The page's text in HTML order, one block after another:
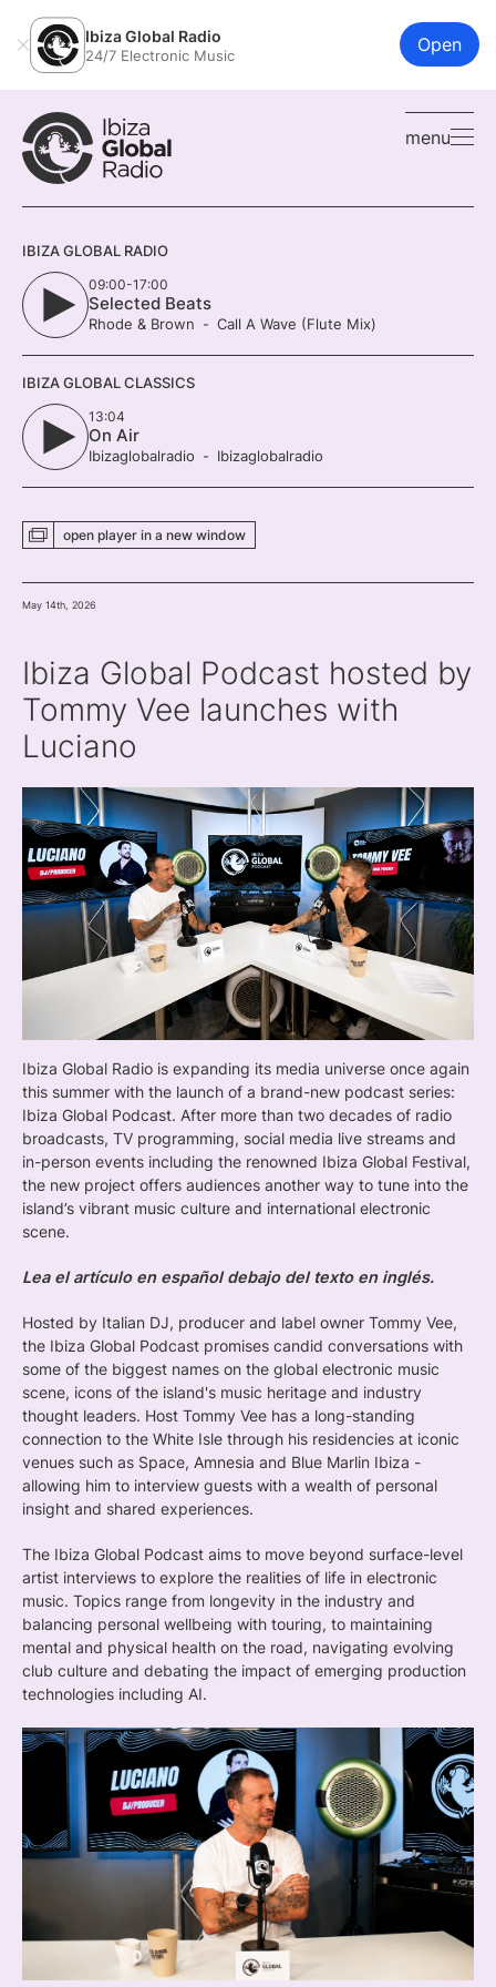
Ibiza Global Radio
24/7 Electronic Music
Open
menu
IBIZA GLOBAL RADIO
09:00-17:00
Selected Beats
Rhode & Brown Call A Wave (Flute Mix)
IBIZA GLOBAL CLASSICS
13:04
On Air
Ibizaglobalradio Ibizaglobalradio
open player in a new window
May 14th, 2026
Ibiza Global Podcast hosted by
Tommy Vee launches with
Luciano
Ibiza Global Radio is expanding its media universe once again
this summer with the launch of a brand-new podcast series:
Ibiza Global Podcast. After more than two decades of radio
broadcasts, TV programming, social media live streams and
in-person events including the renowned Ibiza Global Festival,
the new project offers audiences another way to tune into the
island’s vibrant music culture and international electronic
scene.
Lea el artículo en español debajo del texto en inglés.
Hosted by Italian DJ, producer and label owner Tommy Vee,
the Ibiza Global Podcast promises candid conversations with
some of the biggest names on the global electronic music
scene, icons of the island's music heritage and industry
thought leaders. Host Tommy Vee has a long-standing
connection to the White Isle through his residencies at iconic
venues such as Space, Amnesia and Blue Marlin Ibiza -
allowing him to interview guests with a wealth of personal
insight and shared experiences.
The Ibiza Global Podcast aims to move beyond surface-level
artist interviews to explore the realities of life in electronic
music. Topics range from longevity in the industry and
balancing personal wellbeing with touring, to maintaining
mental and physical health on the road, navigating evolving
club culture and debating the impact of emerging production
technologies including AI.